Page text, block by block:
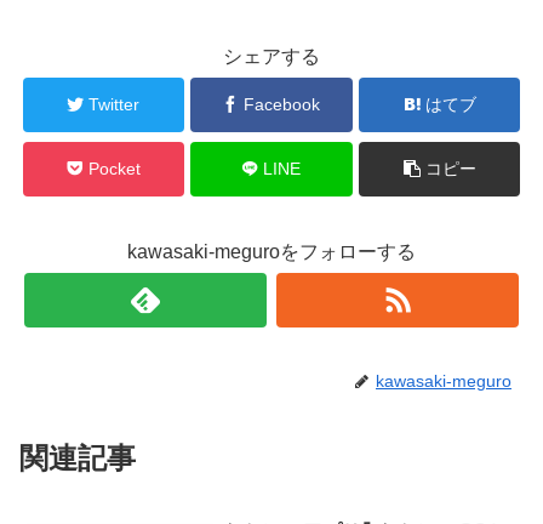
シェアする
Twitter Facebook はてブ
Pocket LINE コピー
kawasaki-meguroをフォローする
kawasaki-meguro
関連記事